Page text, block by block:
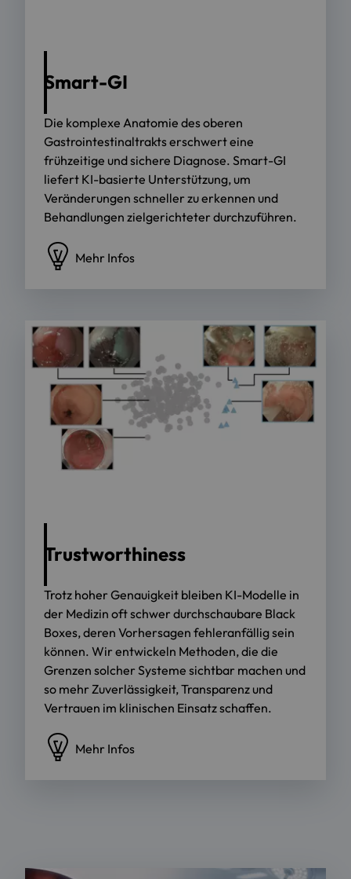
Smart-GI
Die komplexe Anatomie des oberen
Gastrointestinaltrakts erschwert eine
frühzeitige und sichere Diagnose. Smart-GI
liefert KI-basierte Unterstützung, um
Veränderungen schneller zu erkennen und
Behandlungen zielgerichteter durchzuführen.
Mehr Infos
Trustworthiness
Trotz hoher Genauigkeit bleiben KI-Modelle in
der Medizin oft schwer durchschaubare Black
Boxes, deren Vorhersagen fehleranfällig sein
können. Wir entwickeln Methoden, die die
Grenzen solcher Systeme sichtbar machen und
so mehr Zuverlässigkeit, Transparenz und
Vertrauen im klinischen Einsatz schaffen.
Mehr Infos